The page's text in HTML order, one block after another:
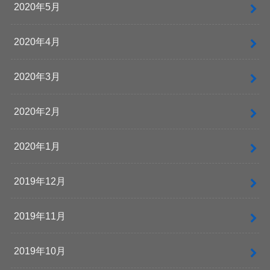
2020年5月
2020年4月
2020年3月
2020年2月
2020年1月
2019年12月
2019年11月
2019年10月